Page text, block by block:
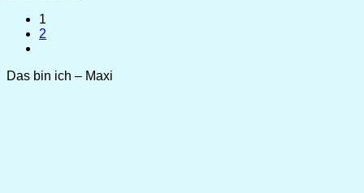
1
2
Das bin ich – Maxi